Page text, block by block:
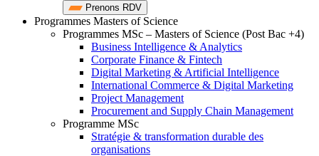
Prenons RDV
Programmes Masters of Science
Programmes MSc – Masters of Science (Post Bac +4)
Business Intelligence & Analytics
Corporate Finance & Fintech
Digital Marketing & Artificial Intelligence
International Commerce & Digital Marketing
Project Management
Procurement and Supply Chain Management
Programme MSc
Stratégie & transformation durable des
organisations